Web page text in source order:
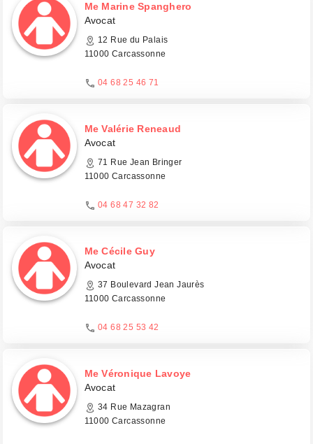
Me Marine Spanghero
Avocat
12 Rue du Palais
11000 Carcassonne
04 68 25 46 71
Me Valérie Reneaud
Avocat
71 Rue Jean Bringer
11000 Carcassonne
04 68 47 32 82
Me Cécile Guy
Avocat
37 Boulevard Jean Jaurès
11000 Carcassonne
04 68 25 53 42
Me Véronique Lavoye
Avocat
34 Rue Mazagran
11000 Carcassonne